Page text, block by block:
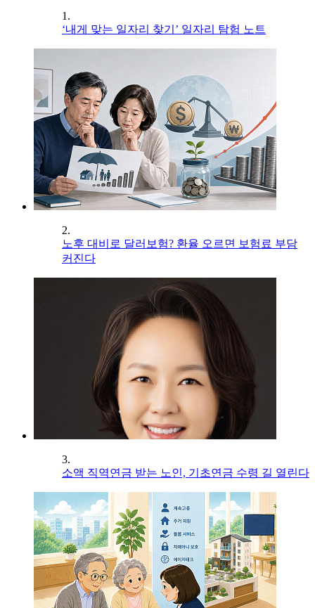
1.
‘내게 맞는 일자리 찾기’ 일자리 탐험 노트
2.
노후 대비로 달러보험? 환율 오르면 보험료 부담
커진다
3.
소액 직역연금 받는 노인, 기초연금 수령 길 열린다